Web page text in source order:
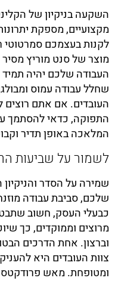
השקעה בניקיון של
מקצועיים, מספקת
לקנות בעצמכם סמרטוטי
מוצר של סנט מוריץ
העבודה שלכם יהיה
שחלל עבודה עמוס
העובדים. אם אתם רוצים
התפוקה, כדאי להסתמך
המלאכה באופן תדיר
לשמור על שביעות
שמירה על הסדר
שלכם, סביבת עבודה
כבעלי העסק, חשוב
מרוצים וממוקדים, כך
וברצון. אחת הדרכים
צוות העובדים היא
ומטופחת. מאש